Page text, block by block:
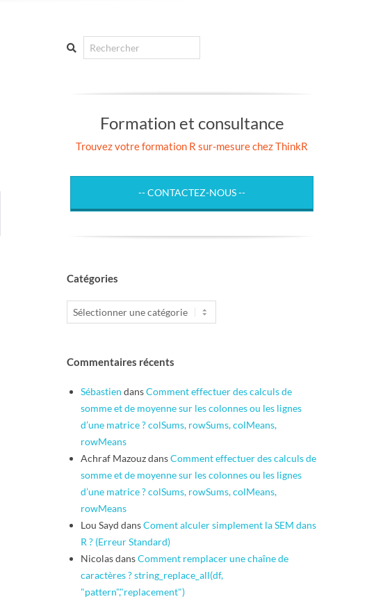
Search
Formation et consultance
Trouvez votre formation R sur-mesure chez ThinkR
-- CONTACTEZ-NOUS --
Catégories
Catégories
Commentaires récents
Sébastien dansComment effectuer des calculs de
somme et de moyenne sur les colonnes ou les lignes
d’une matrice ? colSums, rowSums, colMeans,
rowMeans
Achraf MazouzdansComment effectuer des calculs de
somme et de moyenne sur les colonnes ou les lignes
d’une matrice ? colSums, rowSums, colMeans,
rowMeans
Lou Sayd dansComent alculer simplement la SEM dans
R ? (Erreur Standard)
NicolasdansComment remplacer une chaîne de
caractères ? string_replace_all(df,
"pattern","replacement")